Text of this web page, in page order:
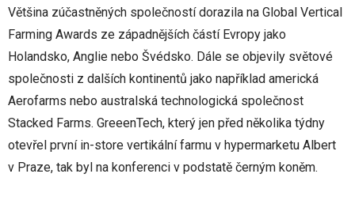
Většina zúčastněných společností dorazila na Global Vertical
Farming Awards ze západnějších částí Evropy jako
Holandsko, Anglie nebo Švédsko. Dále se objevily světové
společnosti z dalších kontinentů jako například americká
Aerofarms nebo australská technologická společnost
Stacked Farms. GreeenTech, který jen před několika týdny
otevřel první in-store vertikální farmu v hypermarketu Albert
v Praze, tak byl na konferenci v podstatě černým koněm.